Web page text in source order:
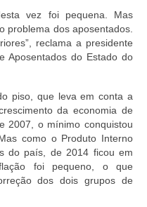
vez foi pequena. Mas
problema dos aposentados.
reclama a presidente
Aposentados do Estado do
piso, que leva em conta a
da economia de
2007, o mínimo conquistou
como o Produto Interno
do país, de 2014 ficou em
foi pequeno, o que
dos dois grupos de